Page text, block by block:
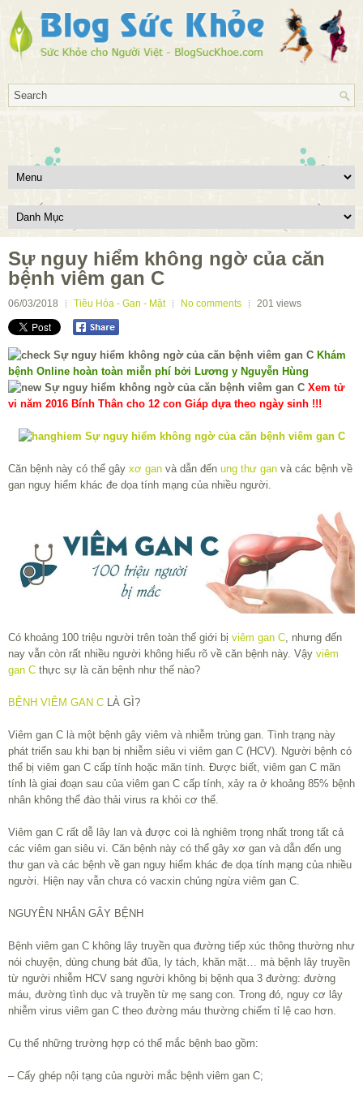
Sự nguy hiểm không ngờ của căn
bệnh viêm gan C
06/03/2018 Tiêu Hóa - Gan - Mật No comments 201 views
Khám
bệnh Online hoàn toàn miễn phí bởi Lương y Nguyễn Hùng
Xem tử
vi năm 2016 Bính Thân cho 12 con Giáp dựa theo ngày sinh !!!
Căn bệnh này có thể gây xơ gan và dẫn đến ung thư gan và các bệnh về
gan nguy hiểm khác đe dọa tính mạng của nhiều người.
Có khoảng 100 triệu người trên toàn thế giới bị viêm gan C, nhưng đến
nay vẫn còn rất nhiều người không hiểu rõ về căn bệnh này. Vậy viêm
gan C thực sự là căn bệnh như thế nào?
BỆNH VIÊM GAN C LÀ GÌ?
Viêm gan C là một bệnh gây viêm và nhiễm trùng gan. Tình trạng này
phát triển sau khi bạn bị nhiễm siêu vi viêm gan C (HCV). Người bệnh có
thể bị viêm gan C cấp tính hoặc mãn tính. Được biết, viêm gan C mãn
tính là giai đoạn sau của viêm gan C cấp tính, xảy ra ở khoảng 85% bệnh
nhân không thể đào thải virus ra khỏi cơ thể.
Viêm gan C rất dễ lây lan và được coi là nghiêm trọng nhất trong tất cả
các viêm gan siêu vi. Căn bệnh này có thể gây xơ gan và dẫn đến ung
thư gan và các bệnh về gan nguy hiểm khác đe dọa tính mạng của nhiều
người. Hiện nay vẫn chưa có vacxin chủng ngừa viêm gan C.
NGUYÊN NHÂN GÂY BỆNH
Bệnh viêm gan C không lây truyền qua đường tiếp xúc thông thường như
nói chuyện, dùng chung bát đũa, ly tách, khăn mặt… mà bệnh lây truyền
từ người nhiễm HCV sang người không bị bệnh qua 3 đường: đường
máu, đường tình dục và truyền từ mẹ sang con. Trong đó, nguy cơ lây
nhiễm virus viêm gan C theo đường máu thường chiếm tỉ lệ cao hơn.
Cụ thể những trường hợp có thể mắc bệnh bao gồm:
– Cấy ghép nội tạng của người mắc bệnh viêm gan C;